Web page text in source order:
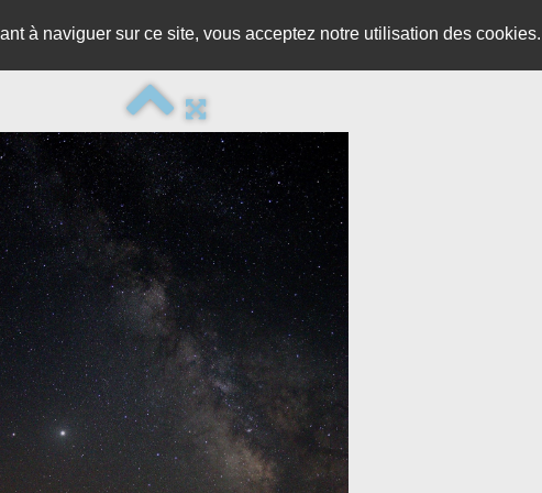
à naviguer sur ce site, vous acceptez notre utilisation des cookies.